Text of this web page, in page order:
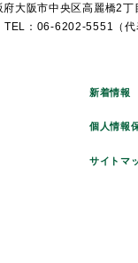
府大阪市中央区高麗橋2丁
TEL：06-6202-5551（代
新着情報
個人情報
サイトマ